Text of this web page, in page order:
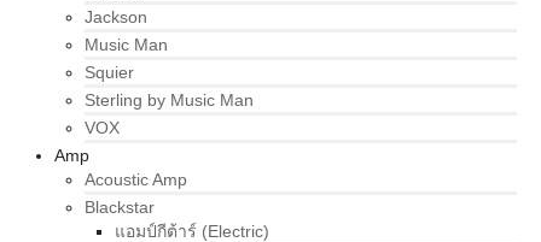
Jackson
Music Man
Squier
Sterling by Music Man
VOX
Amp
Acoustic Amp
Blackstar
แอมป์กีต้าร์ (Electric)